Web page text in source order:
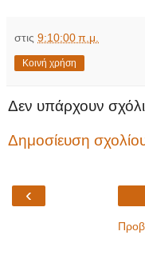
στις 9:10:00 π.μ.
Κοινή χρήση
Δεν υπάρχουν
Δημοσίευση
‹